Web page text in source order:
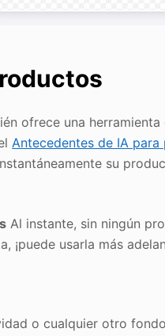
ofrece una
Antecedentes de IA
su
Al instante, sin ningún
¡puede usarla más
o cualquier otro